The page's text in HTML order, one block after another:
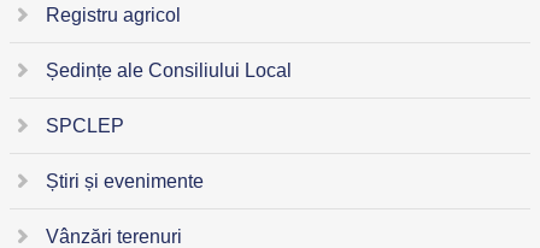
Registru agricol
Ședințe ale Consiliului Local
SPCLEP
Știri și evenimente
Vânzări terenuri